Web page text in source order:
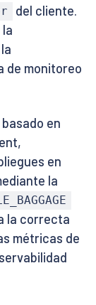
del cliente.
de monitoreo
en
en
la
la correcta
métricas de